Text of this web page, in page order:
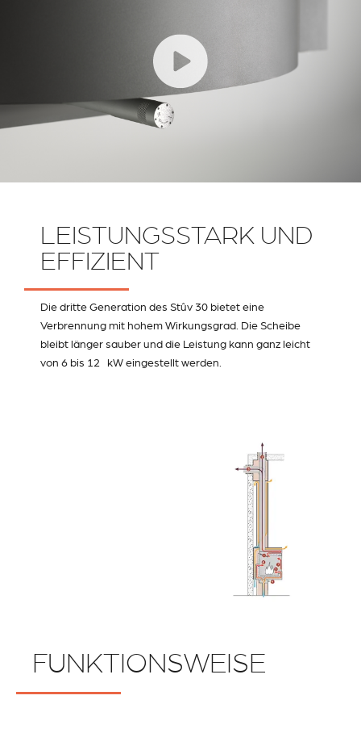
LEISTUNGSSTARK UND
EFFIZIENT
Die dritte Generation des Stûv 30 bietet eine
Verbrennung mit hohem Wirkungsgrad. Die Scheibe
bleibt länger sauber und die Leistung kann ganz leicht
von 6 bis 12 kW eingestellt werden.
FUNKTIONSWEISE